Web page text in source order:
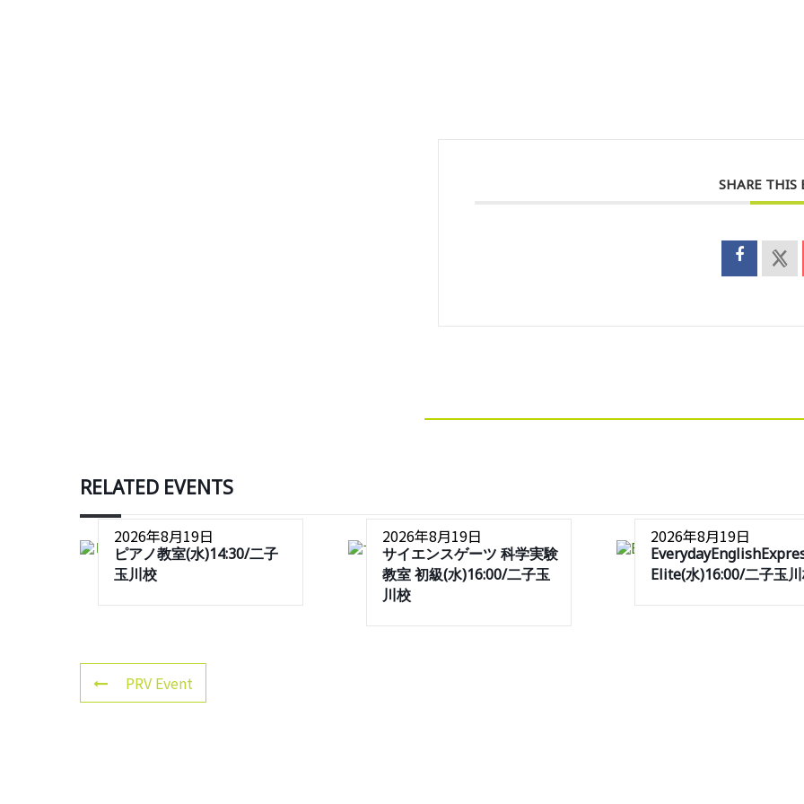
SHARE THIS
RELATED EVENTS
2026年8月19日
ピアノ教室(水)14:30/二子
玉川校
2026年8月19日
サイエンスゲーツ 科学実験
教室 初級(水)16:00/二子玉
川校
2026年8月19日
Elite(水)16:00/二子玉
PRV Event